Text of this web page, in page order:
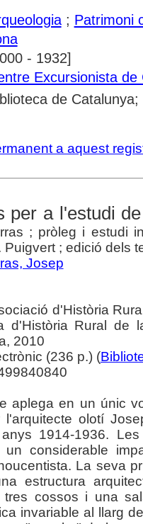
; Patrimoni
- 1932]
Excursionista de
de
a aquest
per a l'estudi
; pròleg i estudi
Puigvert ; edició dels
Josep
d'Història
d'Història Rural de
2010
(236 p.) (
aplega en un únic
l'arquitecte olotí
1914-1936.
un considerable
La seva
estructura
tres cossos i una
invariable al llarg